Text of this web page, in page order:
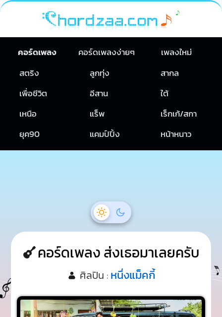
คอร์ดเพลง คอร์ดเพลงง่ายๆ
เพลงใหม่
สตริง
ลูกทุ่ง
สากล
เพื่อชีวิต
อีสาน
ใต้
เหนือ
แร็พ
เร็กเก้/สกา
ยุค90
แคมป์ปิ้ง หน้าหนาว
คอร์ดเพลง ส่งเธอมาเลยครับ
ศิลปิน : หนึ่งแม็คกี้